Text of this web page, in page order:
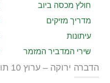
חולץ מכסה ביוב
מדריך מזיקים
עיתונות
שירי המדביר המזמר
הדברה ירוקה – ערוץ 10 תוכנית הבוקר